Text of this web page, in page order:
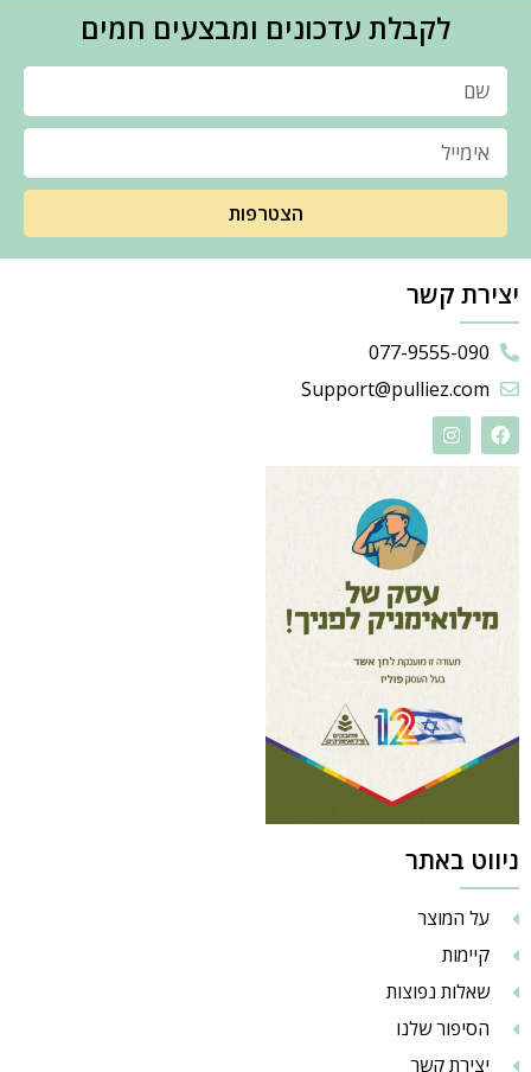
לקבלת עדכונים ומבצעים חמים
הצטרפות
יצירת קשר
077-9555-090
Support@pulliez.com
ניווט באתר
על המוצר
קיימות
שאלות נפוצות
הסיפור שלנו
יצירת קשר